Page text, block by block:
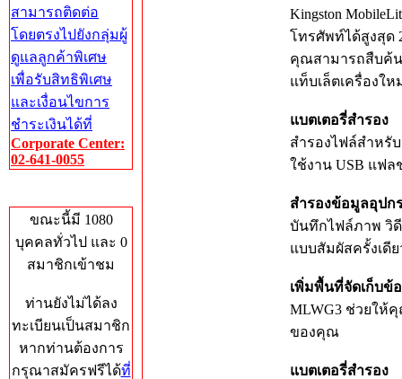
สามารถติดต่อ
โดยตรงไปยังกลุ่มผู้
ดูแลลูกค้าพิเศษ
เพื่อรับสิทธิพิเศษ
และเงื่อนไขการ
ชำระเงินได้ที่
Corporate Center:
02-641-0055
ขณะนี้มี 1080
บุคคลทั่วไป และ 0
สมาชิกเข้าชม
ท่านยังไม่ได้ลง
ทะเบียนเป็นสมาชิก
หากท่านต้องการ
กรุณาสมัครฟรีได้ที่
Kingston
โทรศัพท์ได้สูงสุด
คุณสามารถสืบค้น
แท็บเล็ตเครื่องใ
แบตเตอรี่สำรอง
สำรองไฟล์สำหรั
ใช้งาน USB แฟ
สำรองข้อมูลอุปก
บันทึกไฟล์ภาพ วิ
แบบสัมผัสครั้งเดีย
เพิ่มพื้นที่จัดเก็บข้
MLWG3 ช่วยให้
ของคุณ
แบตเตอรี่สำรอง